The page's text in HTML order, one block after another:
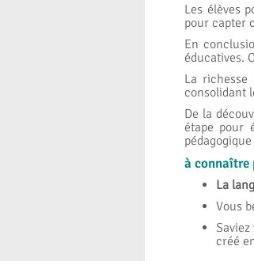
Les élèves
pour capter
En
éducatives.
La
consolidant
De la
étape pour
à connaître
La
Vous
créé